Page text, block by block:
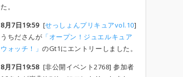
た。
8月7日19:59[せっしょんプリキュアvol.10]
うちださんが 「オープン！ジュエルキュア
ウォッチ！」のGt1にエントリーしました。
8月7日19:58[非公開イベント2768] 参加者